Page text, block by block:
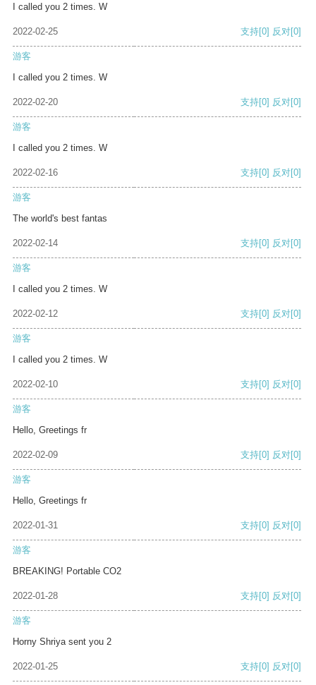
I called you 2 times. W
2022-02-25 支持[0] 反对[0]
游客
I called you 2 times. W
2022-02-20 支持[0] 反对[0]
游客
I called you 2 times. W
2022-02-16 支持[0] 反对[0]
游客
The world's best fantas
2022-02-14 支持[0] 反对[0]
游客
I called you 2 times. W
2022-02-12 支持[0] 反对[0]
游客
I called you 2 times. W
2022-02-10 支持[0] 反对[0]
游客
Hello, Greetings fr
2022-02-09 支持[0] 反对[0]
游客
Hello, Greetings fr
2022-01-31 支持[0] 反对[0]
游客
BREAKING! Portable CO2
2022-01-28 支持[0] 反对[0]
游客
Horny Shriya sent you 2
2022-01-25 支持[0] 反对[0]